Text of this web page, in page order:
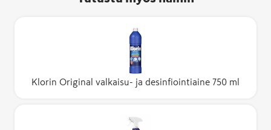
Klorin Original valkaisu- ja desinfiointiaine 750 ml